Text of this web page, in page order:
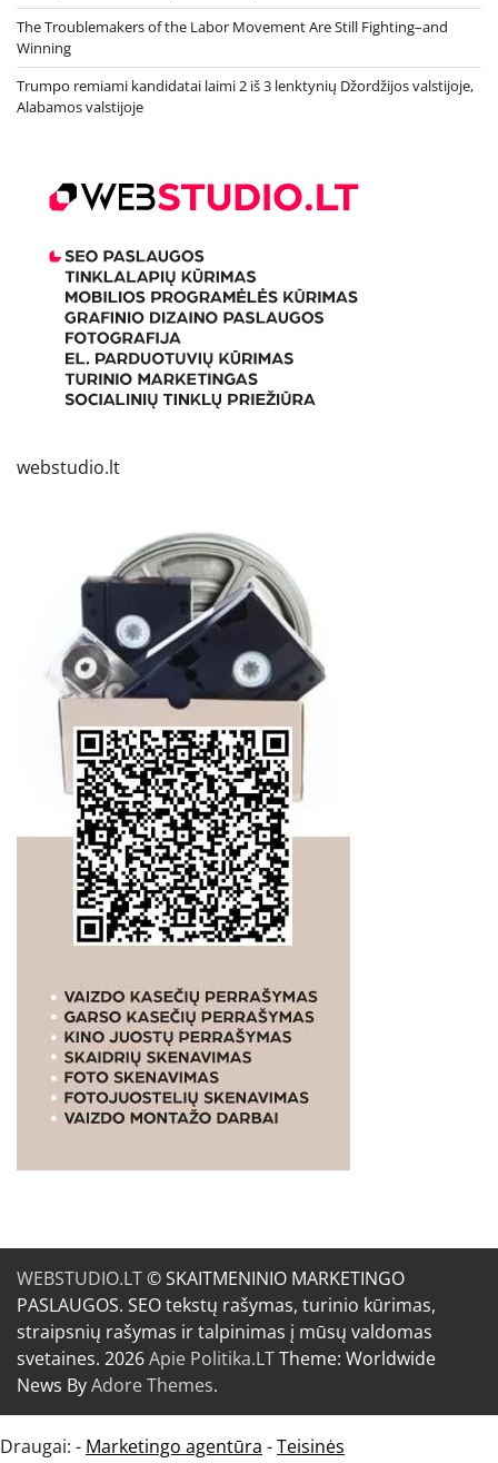
The Troublemakers of the Labor Movement Are Still Fighting–and
Winning
Trumpo remiami kandidatai laimi 2 iš 3 lenktynių Džordžijos valstijoje,
Alabamos valstijoje
webstudio.lt
WEBSTUDIO.LT© SKAITMENINIO MARKETINGO
PASLAUGOS. SEO tekstų rašymas, turinio kūrimas,
straipsnių rašymas ir talpinimas į mūsų valdomas
svetaines. 2026Apie Politika.LTTheme: Worldwide
News ByAdore Themes.
Draugai: - Marketingo agentūra -Teisinės